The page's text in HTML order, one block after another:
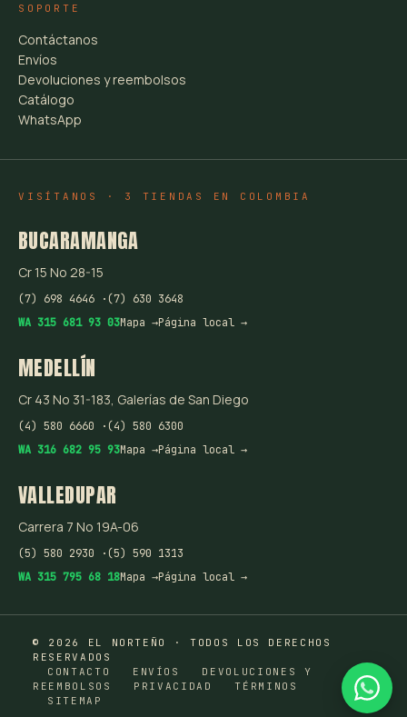
SOPORTE
Contáctanos
Envíos
Devoluciones y reembolsos
Catálogo
WhatsApp
VISÍTANOS · 3 TIENDAS EN COLOMBIA
BUCARAMANGA
Cr 15 No 28-15
(7) 698 4646 ·(7) 630 3648
WA 315 681 93 03Mapa →Página local →
MEDELLÍN
Cr 43 No 31-183, Galerías de San Diego
(4) 580 6660 ·(4) 580 6300
WA 316 682 95 93Mapa →Página local →
VALLEDUPAR
Carrera 7 No 19A-06
(5) 580 2930 ·(5) 590 1313
WA 315 795 68 18Mapa →Página local →
© 2026 EL NORTEÑO · TODOS LOS DERECHOS
RESERVADOS
CONTACTO
ENVÍOS
DEVOLUCIONES Y
REEMBOLSOS
PRIVACIDAD
TÉRMINOS
SITEMAP